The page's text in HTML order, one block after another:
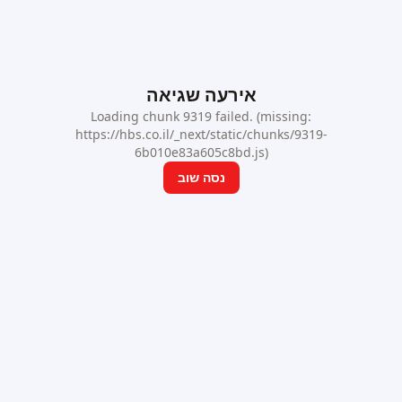
אירעה שגיאה
Loading chunk 9319 failed. (missing:
https://hbs.co.il/_next/static/chunks/9319-
6b010e83a605c8bd.js)